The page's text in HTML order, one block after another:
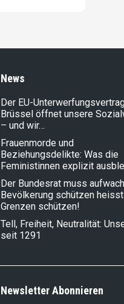
News
Der EU-
Brüssel öffnet unsere
– und wir…
Frauenmorde und
Beziehungsdelikte: Was die
Feministinnen explizit
Der Bundesrat muss
Bevölkerung schützen heisst
Grenzen schützen!
Tell, Freiheit, Neutralität:
seit 1291
Newsletter Abonnieren